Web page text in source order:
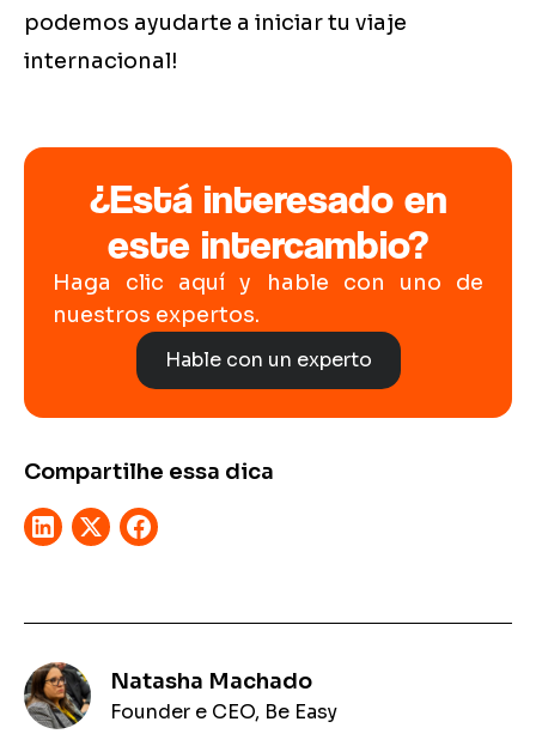
podemos ayudarte a iniciar tu viaje
internacional!
¿Está interesado en
este intercambio?
Haga clic aquí y hable con uno de
nuestros expertos.
Hable con un experto
Compartilhe essa dica
Natasha Machado
Founder e CEO, Be Easy